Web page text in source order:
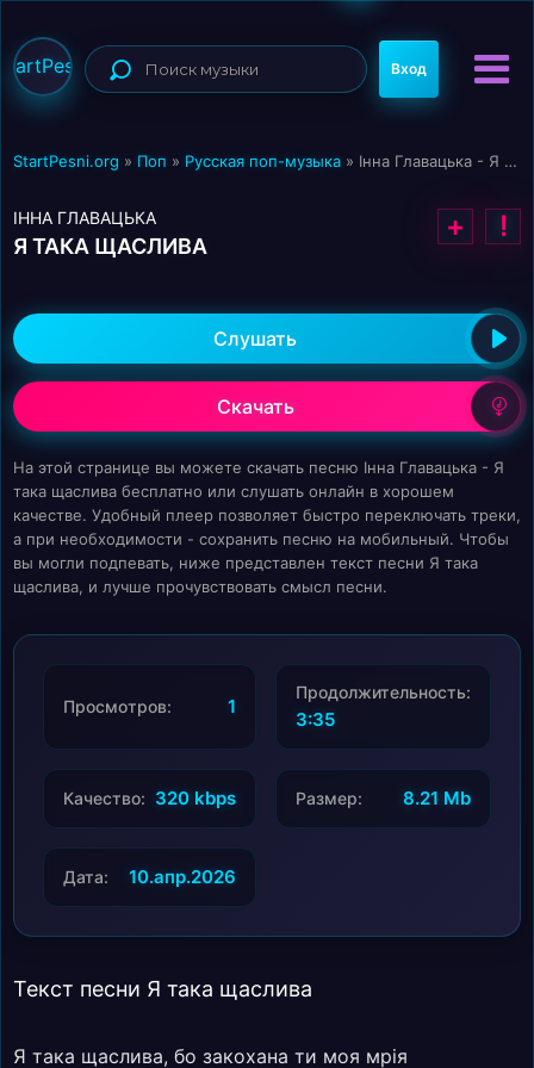
Вход
StartPesni.org » Поп » Русская поп-музыка » Інна Главацька - Я така щаслива
ІННА ГЛАВАЦЬКА
Я ТАКА ЩАСЛИВА
+ !
Слушать
Скачать
На этой странице вы можете скачать песню Інна Главацька - Я
така щаслива бесплатно или слушать онлайн в хорошем
качестве. Удобный плеер позволяет быстро переключать треки,
а при необходимости - сохранить песню на мобильный. Чтобы
вы могли подпевать, ниже представлен текст песни Я така
щаслива, и лучше прочувствовать смысл песни.
Просмотров: 1
Продолжительность:
3:35
Качество: 320 kbps Размер: 8.21 Mb
Дата: 10.апр.2026
Текст песни Я така щаслива
Я така щаслива, бо закохана ти моя мрія